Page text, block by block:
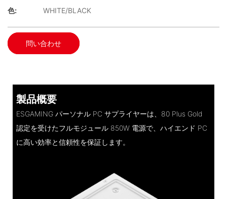
色:
WHITE/BLACK
問い合わせ
製品概要
ESGAMING パーソナル PC サプライヤーは、80 Plus Gold
認定を受けたフルモジュール 850W 電源で、ハイエンド PC
に高い効率と信頼性を保証します。